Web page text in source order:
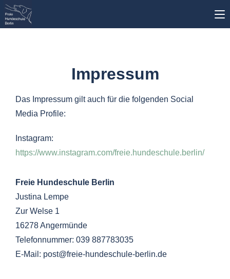
Impressum
Das Impressum gilt auch für die folgenden Social
Media Profile:
Instagram:
https://www.instagram.com/freie.hundeschule.berlin/
Freie Hundeschule Berlin
Justina Lempe
Zur Welse 1
16278 Angermünde
Telefonnummer: 039 887783035
E-Mail: post@freie-hundeschule-berlin.de